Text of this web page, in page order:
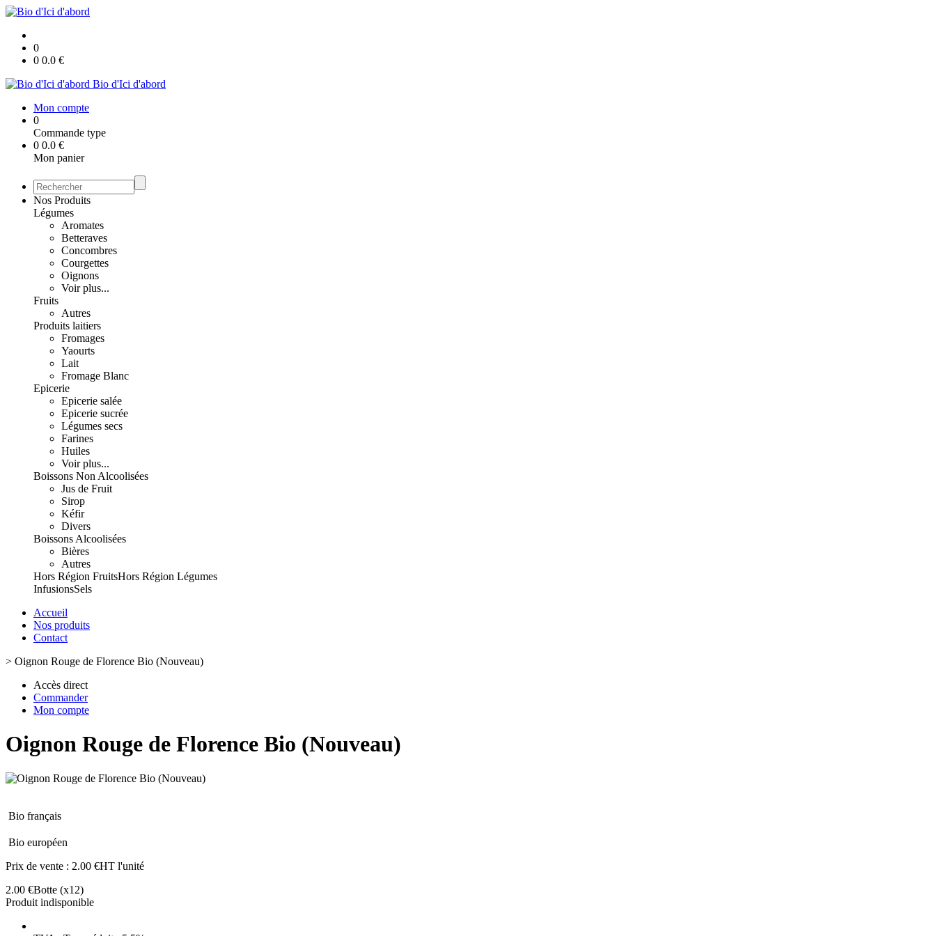
0
0 0.0 €
Bio d'Ici d'abord
Mon compte
0
Commande type
0 0.0 €
Mon panier
Nos Produits
Légumes
Aromates
Betteraves
Concombres
Courgettes
Oignons
Voir plus...
Fruits
Autres
Produits laitiers
Fromages
Yaourts
Lait
Fromage Blanc
Epicerie
Epicerie salée
Epicerie sucrée
Légumes secs
Farines
Huiles
Voir plus...
Boissons Non Alcoolisées
Jus de Fruit
Sirop
Kéfir
Divers
Boissons Alcoolisées
Bières
Autres
Hors Région FruitsHors Région Légumes
InfusionsSels
Accueil
Nos produits
Contact
> Oignon Rouge de Florence Bio (Nouveau)
Accès direct
Commander
Mon compte
Oignon Rouge de Florence Bio (Nouveau)
Bio français
Bio européen
Prix de vente : 2.00 €HT l'unité
2.00 €Botte (x12)
Produit indisponible